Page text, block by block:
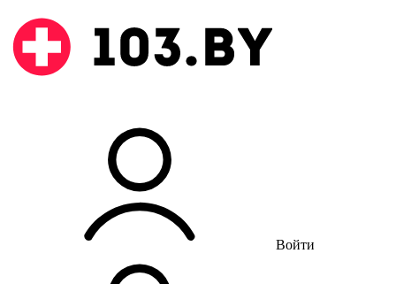
Войти